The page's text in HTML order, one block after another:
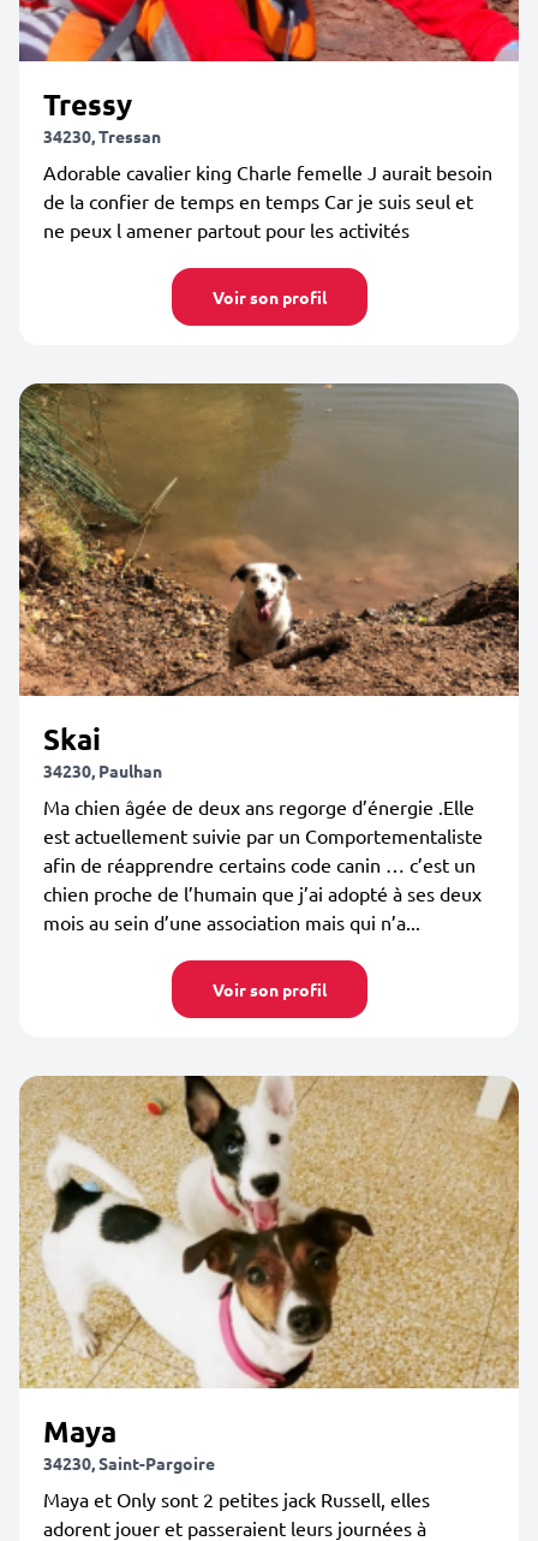
Tressy
34230, Tressan
Adorable cavalier king Charle femelle J aurait besoin
de la confier de temps en temps Car je suis seul et
ne peux l amener partout pour les activités
Voir son profil
Skai
34230, Paulhan
Ma chien âgée de deux ans regorge d’énergie .Elle
est actuellement suivie par un Comportementaliste
afin de réapprendre certains code canin … c’est un
chien proche de l’humain que j’ai adopté à ses deux
mois au sein d’une association mais qui n’a...
Voir son profil
Maya
34230, Saint-Pargoire
Maya et Only sont 2 petites jack Russell, elles
adorent jouer et passeraient leurs journées à